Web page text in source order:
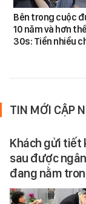
Bên trong cuộc
10 năm và hơn
30s: Tiền nhiều
TIN MỚI CẬP
Khách gửi tiết
sau được
đang nằm